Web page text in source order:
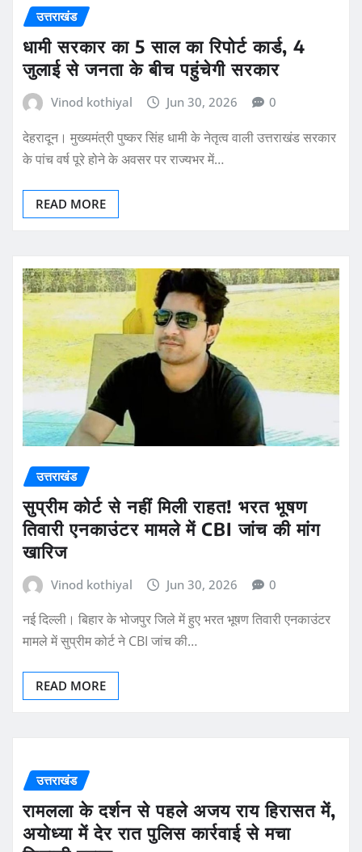
उत्तराखंड
धामी सरकार का 5 साल का रिपोर्ट कार्ड, 4
जुलाई से जनता के बीच पहुंचेगी सरकार
Vinod kothiyal Jun 30, 2026 0
देहरादून। मुख्यमंत्री पुष्कर सिंह धामी के नेतृत्व वाली उत्तराखंड सरकार
के पांच वर्ष पूरे होने के अवसर पर राज्यभर में…
READ MORE
उत्तराखंड
सुप्रीम कोर्ट से नहीं मिली राहत! भरत भूषण
तिवारी एनकाउंटर मामले में CBI जांच की मांग
खारिज
Vinod kothiyal Jun 30, 2026 0
नई दिल्ली। बिहार के भोजपुर जिले में हुए भरत भूषण तिवारी एनकाउंटर
मामले में सुप्रीम कोर्ट ने CBI जांच की…
READ MORE
उत्तराखंड
रामलला के दर्शन से पहले अजय राय हिरासत में,
अयोध्या में देर रात पुलिस कार्रवाई से मचा